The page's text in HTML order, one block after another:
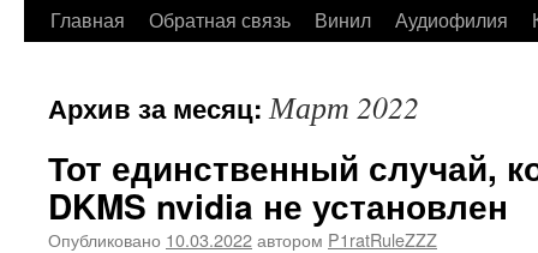
Главная Обратная связь Винил Аудиофилия
Архив за месяц:Март 2022
Тот единственный случай,
DKMS nvidia не установлен
Опубликовано 10.03.2022автором P1ratRuleZZZ